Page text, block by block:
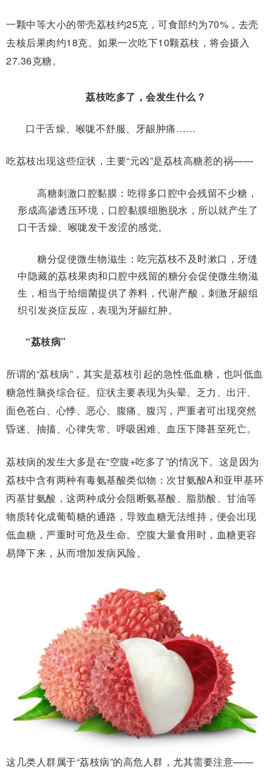
一颗中等大小的带壳荔枝约25克，可食部约为70%，去壳
去核后果肉约18克。如果一次吃下10颗荔枝，将会摄入
27.36克糖。
荔枝吃多了，会发生什么？
口干舌燥、喉咙不舒服、牙龈肿痛……
吃荔枝出现这些症状，主要“元凶”是荔枝高糖惹的祸——
高糖刺激口腔黏膜： 吃得多口腔中会残留不少糖，
形成高渗透压环境，口腔黏膜细胞脱水，所以就产生了
口干舌燥、喉咙发干发涩的感觉。
糖分促使微生物滋生：吃完荔枝不及时漱口，牙缝
中隐藏的荔枝果肉和口腔中残留的糖分会促使微生物滋
生，相当于给细菌提供了养料，代谢产酸，刺激牙龈组
织引发炎症反应，表现为牙龈红肿。
“荔枝病”
所谓的“荔枝病” ，其实是荔枝引起的急性低血糖，也叫低血
糖急性脑炎综合征。 症状主要表现为头晕、乏力、出汗、
面色苍白、心悸、恶心、腹痛、腹泻， 严重者可出现突然
昏迷、抽搐、心律失常、呼吸困难、血压下降甚至死亡。
荔枝病的发生大多是在“空腹+吃多了”的情况下。 这是因为
荔枝中含有两种有毒氨基酸类似物：次甘氨酸A和亚甲基环
丙基甘氨酸 ， 这两种成分会阻断氨基酸、脂肪酸、甘油等
物质转化成葡萄糖的通路，导致血糖无法维持，便会出现
低血糖，严重时可危及生命。 空腹大量食用时，血糖更容
易降下来 ，从而增加发病风险。
这几类人群属于“荔枝病”的高危人群，尤其需要注意——